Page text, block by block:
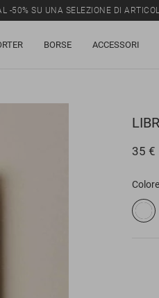
-50% SU UNA SELEZIONE DI
BORSE ACCESSORI
35 €
Colore